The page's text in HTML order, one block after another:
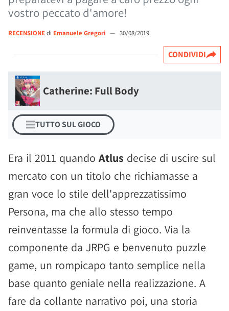
vostro peccato d'amore!
RECENSIONEdi Emanuele Gregori — 30/08/2019
CONDIVIDI
Catherine: Full Body
TUTTO SUL GIOCO
Era il 2011 quando Atlus decise di uscire sul
mercato con un titolo che richiamasse a
gran voce lo stile dell'apprezzatissimo
Persona, ma che allo stesso tempo
reinventasse la formula di gioco. Via la
componente da JRPG e benvenuto puzzle
game, un rompicapo tanto semplice nella
base quanto geniale nella realizzazione. A
fare da collante narrativo poi, una storia